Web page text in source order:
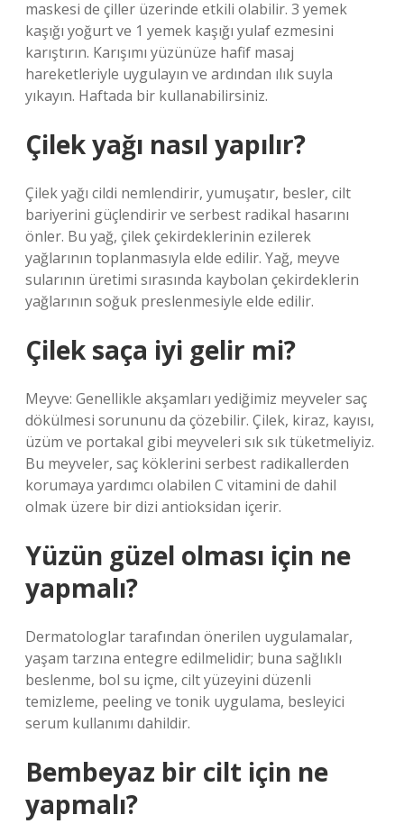
maskesi de çiller üzerinde etkili olabilir. 3 yemek
kaşığı yoğurt ve 1 yemek kaşığı yulaf ezmesini
karıştırın. Karışımı yüzünüze hafif masaj
hareketleriyle uygulayın ve ardından ılık suyla
yıkayın. Haftada bir kullanabilirsiniz.
Çilek yağı nasıl yapılır?
Çilek yağı cildi nemlendirir, yumuşatır, besler, cilt
bariyerini güçlendirir ve serbest radikal hasarını
önler. Bu yağ, çilek çekirdeklerinin ezilerek
yağlarının toplanmasıyla elde edilir. Yağ, meyve
sularının üretimi sırasında kaybolan çekirdeklerin
yağlarının soğuk preslenmesiyle elde edilir.
Çilek saça iyi gelir mi?
Meyve: Genellikle akşamları yediğimiz meyveler saç
dökülmesi sorununu da çözebilir. Çilek, kiraz, kayısı,
üzüm ve portakal gibi meyveleri sık sık tüketmeliyiz.
Bu meyveler, saç köklerini serbest radikallerden
korumaya yardımcı olabilen C vitamini de dahil
olmak üzere bir dizi antioksidan içerir.
Yüzün güzel olması için ne
yapmalı?
Dermatologlar tarafından önerilen uygulamalar,
yaşam tarzına entegre edilmelidir; buna sağlıklı
beslenme, bol su içme, cilt yüzeyini düzenli
temizleme, peeling ve tonik uygulama, besleyici
serum kullanımı dahildir.
Bembeyaz bir cilt için ne
yapmalı?